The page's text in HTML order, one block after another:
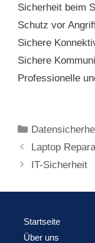
Sicherheit beim
Schutz vor
Sichere
Sichere
Professionelle
Kategorien
Laptop
IT-Sicherheit
Startseite
Über uns